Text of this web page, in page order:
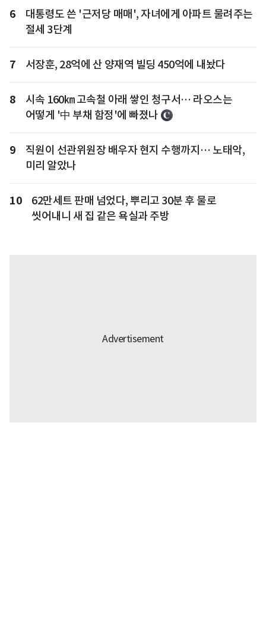
6
대통령도 쓴 '근저당 매매', 자녀에게 아파트 물려주는
절세 3단계
7 서장훈, 28억에 산 양재역 빌딩 450억에 내놨다
8
시속 160㎞ 고속철 아래 쌓인 청구서… 라오스는
어떻게 '中 부채 함정'에 빠졌나
9
직원이 선관위원장 배우자 현지 수행까지… 노태악,
미리 알았나
10
62만세트 판매 넘었다, 뿌리고 30분 후 물로
씻어내니 새 집 같은 욕실과 주방